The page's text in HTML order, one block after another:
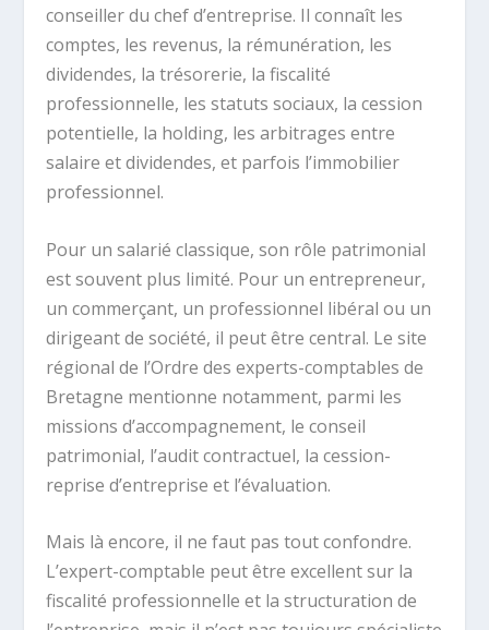
conseiller du chef d’entreprise. Il connaît les
comptes, les revenus, la rémunération, les
dividendes, la trésorerie, la fiscalité
professionnelle, les statuts sociaux, la cession
potentielle, la holding, les arbitrages entre
salaire et dividendes, et parfois l’immobilier
professionnel.
Pour un salarié classique, son rôle patrimonial
est souvent plus limité. Pour un entrepreneur,
un commerçant, un professionnel libéral ou un
dirigeant de société, il peut être central. Le site
régional de l’Ordre des experts-comptables de
Bretagne mentionne notamment, parmi les
missions d’accompagnement, le conseil
patrimonial, l’audit contractuel, la cession-
reprise d’entreprise et l’évaluation.
Mais là encore, il ne faut pas tout confondre.
L’expert-comptable peut être excellent sur la
fiscalité professionnelle et la structuration de